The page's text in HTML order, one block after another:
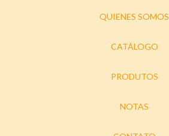
QUIENES SOMOS
CATÁLOGO
PRODUTOS
NOTAS